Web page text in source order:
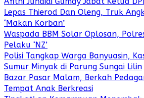
Lepas Thierod Dan Oleng, Truk
‘Makan Korban’
Waspada BBM Solar Oplosan,
Pelaku ‘NZ’
Polisi Tangkap Warga Banyuasin,
Sumur Minyak di Parung Sungai Lilin
Bazar Pasar Malam, Berkah
Tempat Anak Berkreasi